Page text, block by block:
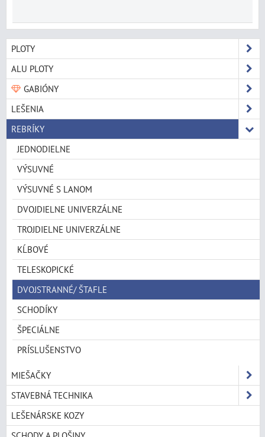
PLOTY
ALU PLOTY
GABIÓNY
LEŠENIA
REBRÍKY
JEDNODIELNE
VÝSUVNÉ
VÝSUVNÉ S LANOM
DVOJDIELNE UNIVERZÁLNE
TROJDIELNE UNIVERZÁLNE
KĹBOVÉ
TELESKOPICKÉ
DVOJSTRANNÉ/ ŠTAFLE
SCHODÍKY
ŠPECIÁLNE
PRÍSLUŠENSTVO
MIEŠAČKY
STAVEBNÁ TECHNIKA
LEŠENÁRSKE KOZY